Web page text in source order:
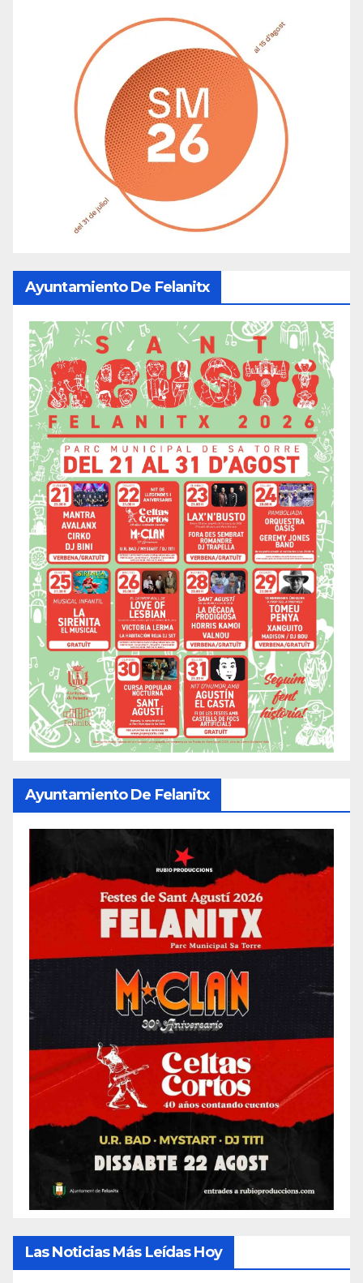
Ayuntamiento De Felanitx
Ayuntamiento De Felanitx
Las Noticias Más Leídas Hoy